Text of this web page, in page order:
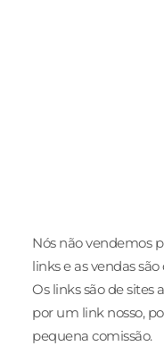
Nós não vendemos
links e as vendas
Os links são de sites
por um link nosso,
pequena comissão.